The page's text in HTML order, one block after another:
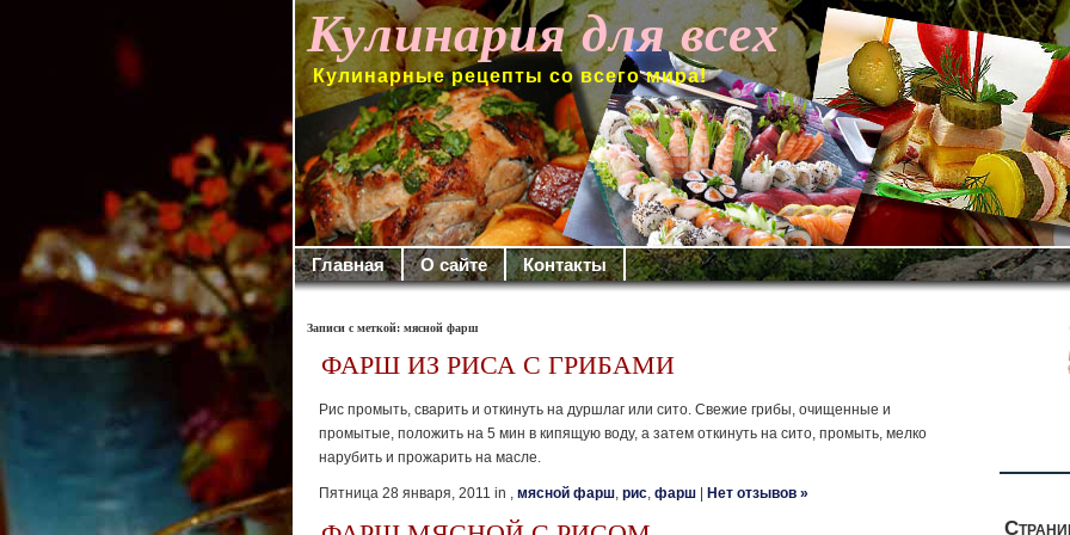
Кулинария для всех
Кулинарные рецепты со всего мира!
Главная О сайте Контакты
Записи с меткой: мясной фарш
ФАРШ ИЗ РИСА С ГРИБАМИ
Рис промыть, сварить и откинуть на дуршлаг или сито. Свежие грибы, очищенные и
промытые, положить на 5 мин в кипящую воду, а затем откинуть на сито, промыть, мелко
нарубить и прожарить на масле.
Пятница 28 января, 2011 in , мясной фарш, рис, фарш Нет отзывов »